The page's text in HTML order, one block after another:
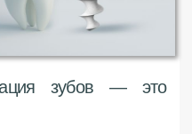
зубов — это